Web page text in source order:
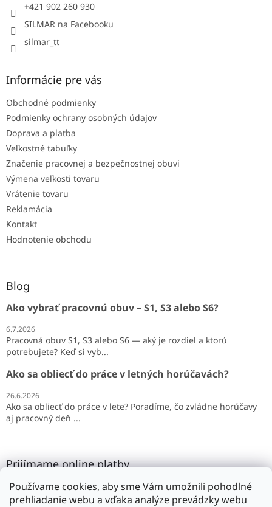
Používame cookies, aby sme Vám umožnili pohodlné
prehliadanie webu a vďaka analýze prevádzky webu
+421 902 260 930
SILMAR na Facebooku
silmar_tt
Informácie pre vás
Obchodné podmienky
Podmienky ochrany osobných údajov
Doprava a platba
Veľkostné tabuľky
Značenie pracovnej a bezpečnostnej obuvi
Výmena veľkosti tovaru
Vrátenie tovaru
Reklamácia
Kontakt
Hodnotenie obchodu
Blog
Ako vybrať pracovnú obuv – S1, S3 alebo S6?
6.7.2026
Pracovná obuv S1, S3 alebo S6 — aký je rozdiel a ktorú
potrebujete? Keď si vyb...
Ako sa obliecť do práce v letných horúčavách?
26.6.2026
Ako sa obliecť do práce v lete? Poradíme, čo zvládne horúčavy
aj pracovný deň ...
Prijímame online platby